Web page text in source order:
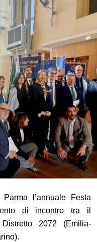
l ’annuale Festa
di incontro tra il
2072 (Emilia-